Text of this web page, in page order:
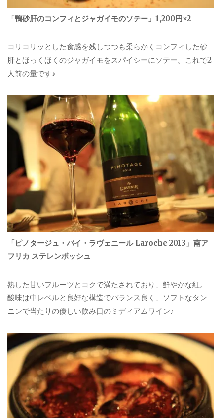
「鴨砂肝のコンフィとジャガイモのソテー」1,200円×2
コリコリッとした食感を残しつつも柔らかくコンフィした砂
肝とほっくほくのジャガイモをスパイシーにソテー。これで2
人前の量です♪
「ピノタージュ・バイ・ ラヴェニール Laroche 2013」南ア
フリカ ステレンボッシュ
熟した甘いフルーツとコクで満たされており、鮮やかな紅。
酸味は中レベルと良好な構造でバランス良く、
ソフトなタン
ニンで当たりの優しい飲み口のミディアムワイン♪